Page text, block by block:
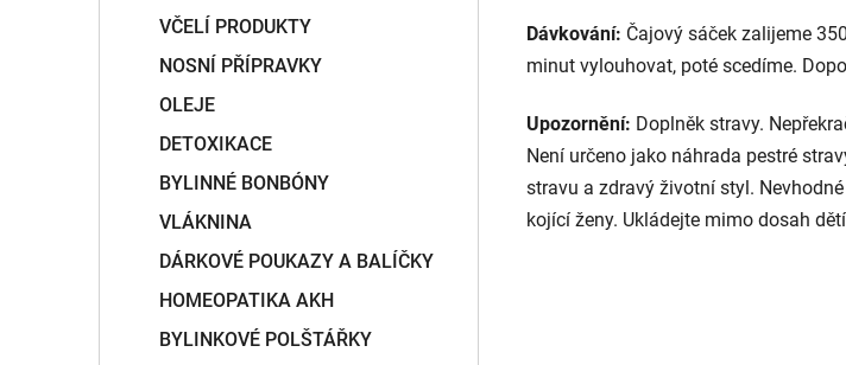
VČELÍ PRODUKTY
NOSNÍ PŘÍPRAVKY
OLEJE
DETOXIKACE
BYLINNÉ BONBÓNY
VLÁKNINA
DÁRKOVÉ POUKAZY A BALÍČKY
HOMEOPATIKA AKH
BYLINKOVÉ POLŠTÁŘKY
Dávkování: Čajový sáček zalijeme
minut vylouhovat, poté scedíme.
Upozornění: Doplněk stravy.
Není určeno jako náhrada pestré
stravu a zdravý životní styl.
kojící ženy. Ukládejte mimo dosah